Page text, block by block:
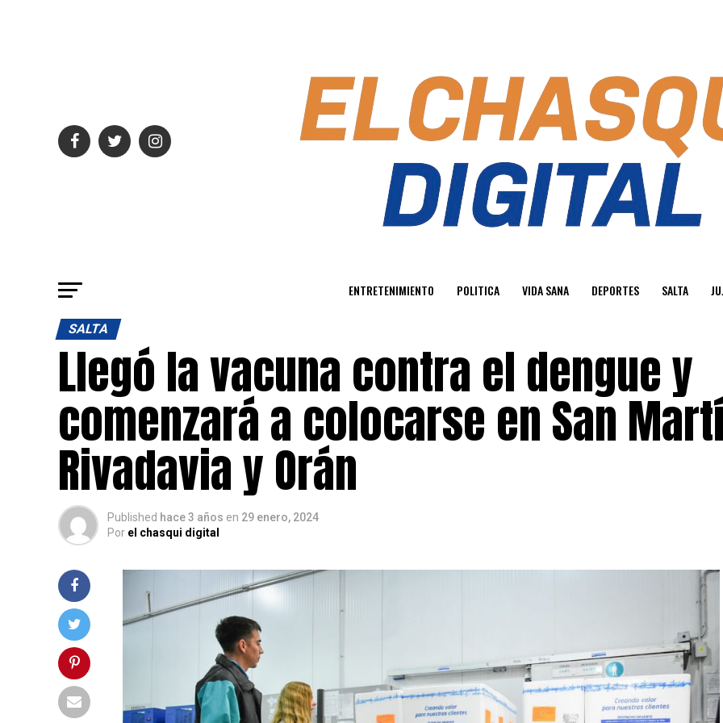
ENTRETENIMIENTO POLITICA VIDA SANA DEPORTES SALTA
SALTA
Llegó la vacuna contra el dengue y
comenzará a colocarse en San
Rivadavia y Orán
Published hace 3 años en 29 enero, 2024
Por el chasqui digital